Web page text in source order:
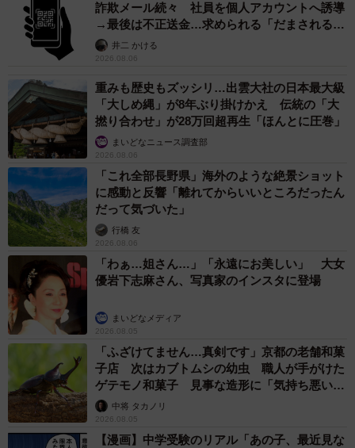
「現時点で約80パーセントと言われています」
ーーなぜジェネリック医薬品の方が、先に作られた薬より
「医薬品を新しく開発する際、実は相当なコストがかかり
ます。先発品がジェネリックより高いのはその開発費のた
めです。しかし、初めて開発した企業は特許を取得するこ
とで、その薬を独占的に販売できる期間が設定されます。
その独占期間が終了した後、同じ有効成分を使った薬を他
社が製造し販売することが可能になります。それがいわゆ
るジェネリック医薬品（後発品）と呼ばれる薬です。後発
品は先発品と比較して試験なども少なく開発費用がかから
ないため、安価に供給することができるのです」
ーーなるほど！だからジェネリック医薬品を使うと医療費
が下げられるということなんですね。ところで、先発薬と
ジェネリック医薬品は全く同じなんですか？
「厳密にいうと全く同じ薬ではないです。添加物や製造過
詐欺メール続々 社員を個人アカウントへ誘導
→最後は不正送金…求められる「だまされる前
提」の対策
井二 かける
2026.08.06
重みも歴史もズッシリ…出雲大社の日本最大級
「大しめ縄」が8年ぶり掛けかえ 伝統の「大
撚り合わせ」が28万回超再生「ほんとに圧巻」
まいどなニュース調査部
2026.08.06
「これ全部長野県」海外のような絶景ショット
に感動と反響「離れてからいいところだったん
だって気づいた」
行橋 友
2026.08.06
「わぁ…姐さん…」「永遠にお美しい」 大女
優岩下志麻さん、写真家のインスタに登場
まいどなメディア
2026.08.05
「ふざけてません…真剣です」京都の老舗和菓
子店 次はカブトムシの幼虫 職人が手がけた
ゲテモノ和菓子 見事な造形に「気持ち悪いく
らいリアル」
中将 タカノリ
2026.08.05
【漫画】中学受験のリアル「あの子、最近見な